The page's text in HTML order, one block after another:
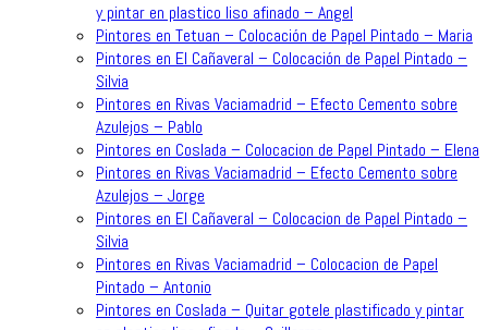
y pintar en plastico liso afinado – Angel
Pintores en Tetuan – Colocación de Papel Pintado – Maria
Pintores en El Cañaveral – Colocación de Papel Pintado –
Silvia
Pintores en Rivas Vaciamadrid – Efecto Cemento sobre
Azulejos – Pablo
Pintores en Coslada – Colocacion de Papel Pintado – Elena
Pintores en Rivas Vaciamadrid – Efecto Cemento sobre
Azulejos – Jorge
Pintores en El Cañaveral – Colocacion de Papel Pintado –
Silvia
Pintores en Rivas Vaciamadrid – Colocacion de Papel
Pintado – Antonio
Pintores en Coslada – Quitar gotele plastificado y pintar